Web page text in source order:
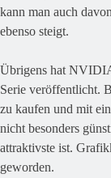
kann man auch
ebenso steigt.
Übrigens hat
Serie veröffentlicht.
zu kaufen und mit
nicht besonders
attraktivste ist.
geworden.